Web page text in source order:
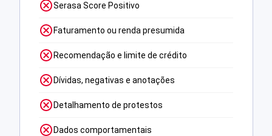
Serasa Score Positivo
Faturamento ou renda presumida
Recomendação e limite de crédito
Dívidas, negativas e anotações
Detalhamento de protestos
Dados comportamentais